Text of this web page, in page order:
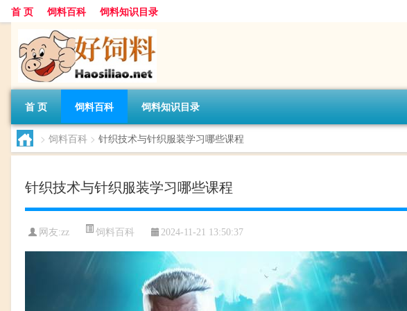
首 页 饲料百科 饲料知识目录
首 页 饲料百科 饲料知识目录
> 饲料百科 > 针织技术与针织服装学习哪些课程
针织技术与针织服装学习哪些课程
网友:zz 饲料百科 2024-11-21 13:50:37